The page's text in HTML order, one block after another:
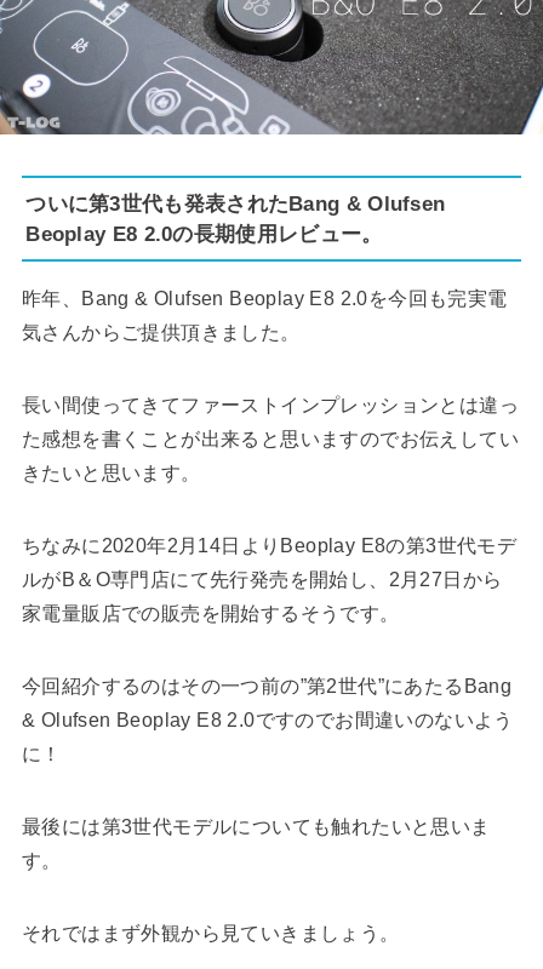
ついに第3世代も発表されたBang & Olufsen
Beoplay E8 2.0の長期使用レビュー。
昨年、Bang & Olufsen Beoplay E8 2.0を今回も完実電
気さんからご提供頂きました。
長い間使ってきてファーストインプレッションとは違っ
た感想を書くことが出来ると思いますのでお伝えしてい
きたいと思います。
ちなみに2020年2月14日よりBeoplay E8の第3世代モデ
ルがB＆O専門店にて先行発売を開始し、2月27日から
家電量販店での販売を開始するそうです。
今回紹介するのはその一つ前の”第2世代”にあたるBang
& Olufsen Beoplay E8 2.0ですのでお間違いのないよう
に！
最後には第3世代モデルについても触れたいと思いま
す。
それではまず外観から見ていきましょう。